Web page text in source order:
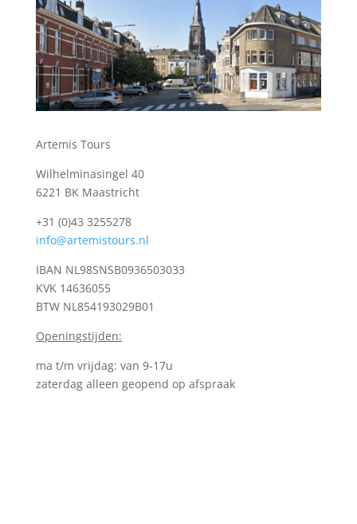
Artemis Tours
Wilhelminasingel 40
6221 BK Maastricht
+31 (0)43 3255278
info@artemistours.nl
IBAN NL98SNSB0936503033
KVK 14636055
BTW NL854193029B01
Openingstijden:
ma t/m vrijdag: van 9-17u
zaterdag alleen geopend op afspraak